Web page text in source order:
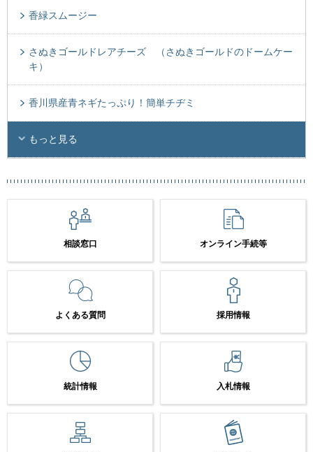
香緑スムージー
さぬきゴールドレアチーズ （さぬきゴールドのドームケー
キ）
香川県産青ネギたっぷり！簡単チヂミ
もっと見る
相談窓口 オンライン手続等
よくある質問 採用情報
統計情報 入札情報